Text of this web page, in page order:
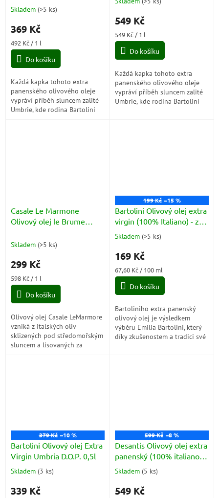
lisovaný 750ml
Skladem (>5 ks)
369 Kč
Měrná
cena:
492 Kč / 1 l
Do košíku
Každá kapka tohoto extra
panenského olivového oleje
vypráví příběh sluncem zalité
Umbrie, kde rodina Bartolini
lisovaný 1L (
Průměrné
produktu
5,0
5
549 Kč
Měrná
cena:
549 Kč / 1 l
Do košíku
Každá kapka tohoto extra
panenského olivového oleje
vypráví příběh sluncem zalité
Umbrie, kde rodina Bartolini
Casale Le Marmone
Olivový olej le Brume
0.5l
Skladem (>5 ks)
299 Kč
Měrná
cena:
598 Kč / 1 l
Do košíku
Olivový olej Casale LeMarmore
vzniká z italských oliv
sklizených pod středomořským
sluncem a lisovaných za
199 Kč –15 %
Bartolini Olivový olej extra
virgin (100% Italiano) - za
studena lisovaný 250ml
Průměrné
produktu
5,0
5
Skladem (>5 ks)
169 Kč
Měrná
cena:
67,60 Kč / 100 ml
Do košíku
Bartoliniho extra panenský
olivový olej je výsledkem
výběru Emilia Bartolini, který
díky zkušenostem a tradici své
379 Kč –10 %
Bartolini Olivový olej Extra
Virgin Umbria D.O.P. 0,5l
Průměrné
produktu
Skladem (3 ks)
339 Kč
599 Kč –8 %
Desantis Olivový olej extra
panenský (100% italiano)
1l
Průměrné
produktu
Skladem (5 ks)
549 Kč